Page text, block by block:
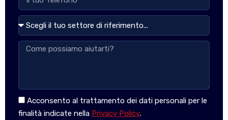
Acconsento al trattamento dei dati personali per le
finalità indicate nella Privacy Policy.